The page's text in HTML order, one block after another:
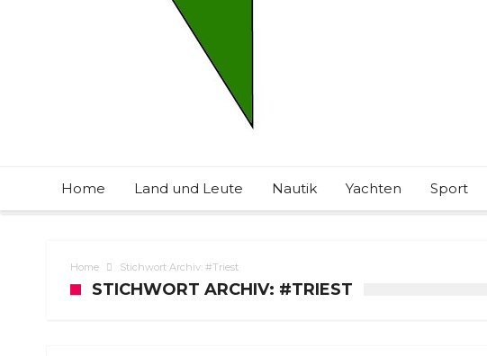
Home Land und Leute Nautik Yachten Sport
Home Stichwort Archiv: #Triest
STICHWORT ARCHIV: #TRIEST